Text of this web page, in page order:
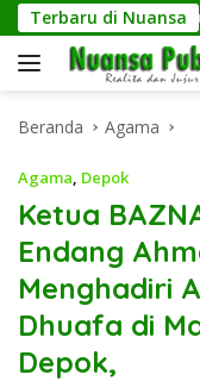
Langsung
ke
konten
Terbaru di Nuansa
Tangguh, Wujud
Beranda Agama
Agama, Depok
Ketua
Endang
Menghadiri
Dhuafa di
Depok,